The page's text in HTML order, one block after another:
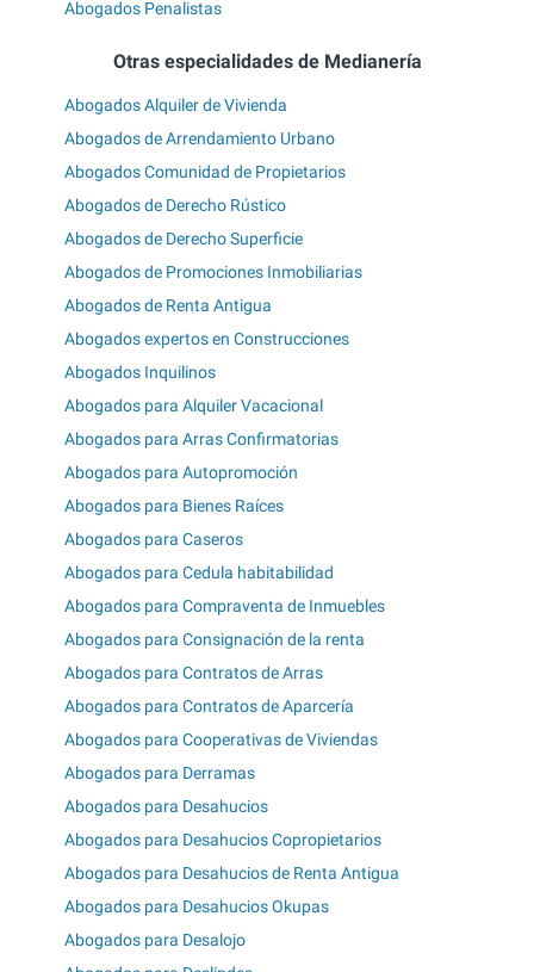
Abogados Penalistas
Otras especialidades de Medianería
Abogados Alquiler de Vivienda
Abogados de Arrendamiento Urbano
Abogados Comunidad de Propietarios
Abogados de Derecho Rústico
Abogados de Derecho Superficie
Abogados de Promociones Inmobiliarias
Abogados de Renta Antigua
Abogados expertos en Construcciones
Abogados Inquilinos
Abogados para Alquiler Vacacional
Abogados para Arras Confirmatorias
Abogados para Autopromoción
Abogados para Bienes Raíces
Abogados para Caseros
Abogados para Cedula habitabilidad
Abogados para Compraventa de Inmuebles
Abogados para Consignación de la renta
Abogados para Contratos de Arras
Abogados para Contratos de Aparcería
Abogados para Cooperativas de Viviendas
Abogados para Derramas
Abogados para Desahucios
Abogados para Desahucios Copropietarios
Abogados para Desahucios de Renta Antigua
Abogados para Desahucios Okupas
Abogados para Desalojo